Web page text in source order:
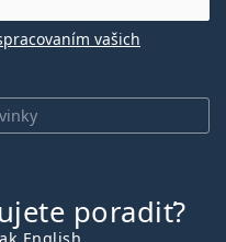
vašich
poradiť?